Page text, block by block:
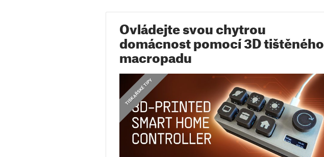
Ovládejte svou chytrou
domácnost pomocí 3D tištěného
macropadu
NÁVODY
,
TISKAŘSKÉ TIPY